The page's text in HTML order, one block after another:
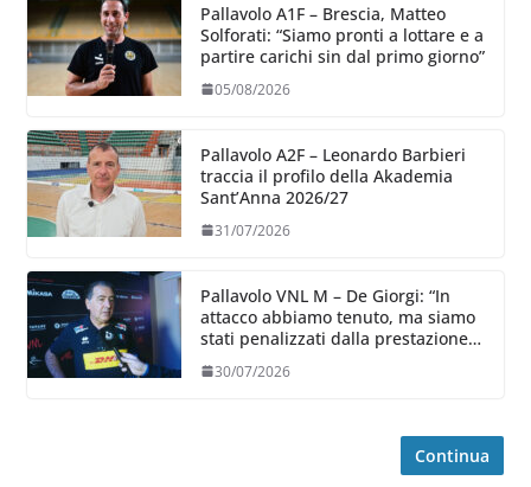
Pallavolo A1F – Brescia, Matteo
Solforati: “Siamo pronti a lottare e a
partire carichi sin dal primo giorno”
05/08/2026
Pallavolo A2F – Leonardo Barbieri
traccia il profilo della Akademia
Sant’Anna 2026/27
31/07/2026
Pallavolo VNL M – De Giorgi: “In
attacco abbiamo tenuto, ma siamo
stati penalizzati dalla prestazione
30/07/2026
Continua